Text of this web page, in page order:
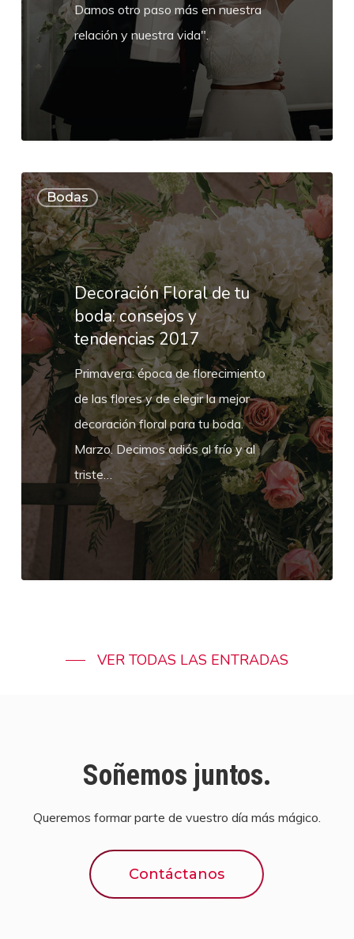
Damos otro paso más en nuestra
relación y nuestra vida".
Bodas
Decoración
Floral
de
tu
boda:
consejos
tendencias
2017
Decoración Floral de tu
boda: consejos y
tendencias 2017
Primavera: época de florecimiento
de las flores y de elegir la mejor
decoración floral para tu boda.
Marzo. Decimos adiós al frío y al
triste…
VER TODAS LAS ENTRADAS
Soñemos juntos.
Queremos formar parte de vuestro día más mágico.
Contáctanos